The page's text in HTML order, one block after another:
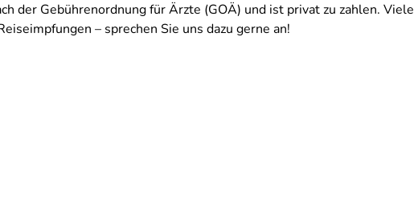
der Gebührenordnung für Ärzte (GOÄ) und ist privat zu zahlen. Viele
– sprechen Sie uns dazu gerne an!